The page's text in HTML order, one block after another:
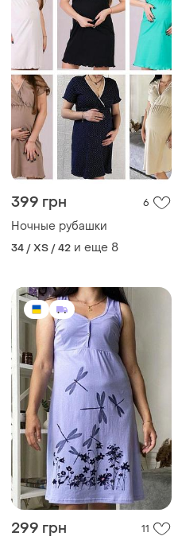
399 грн 6
Ночные рубашки
34 / XS / 42 и еще 8
299 грн 11